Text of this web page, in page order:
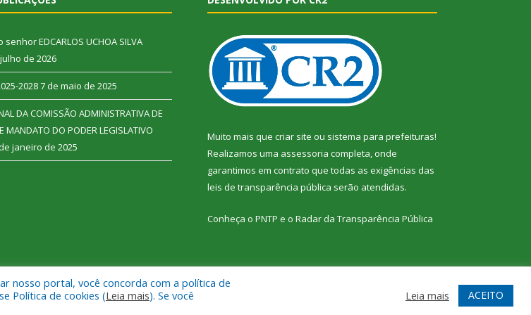
EDCARLOS UCHOA SILVA
de 2026
20287 de maio de 2025
DA COMISSÃO ADMINISTRATIVA DE
MANDATO DO PODER LEGISLATIVO
janeiro de 2025
Muito mais que criar site ou sistema para prefeituras!
Realizamos uma assessoria completa, onde
garantimos em contrato que todas as exigências das
leis de transparência pública serão atendidas.
Conheça o PNTP e o Radar da Transparência Pública
Mapa do Site Acessar Webmail
nosso portal, você concorda com a política de
Política de cookies (Leia mais). Se você
Leia mais ACEITO